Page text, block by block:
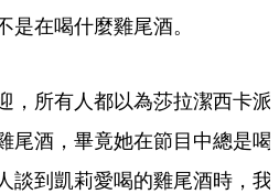
在喝什麼雞尾酒。
，所有人都以為莎拉潔西卡派
尾酒，畢竟她在節目中總是喝
談到凱莉愛喝的雞尾酒時，我